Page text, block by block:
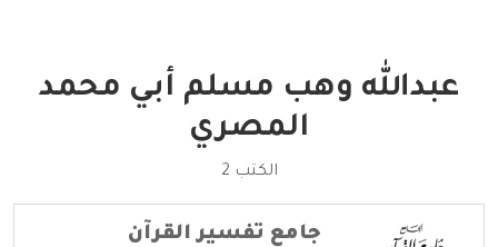
عبدالله وهب مسلم أبي محمد
المصري
الكتب 2
جامع تفسير القرآن